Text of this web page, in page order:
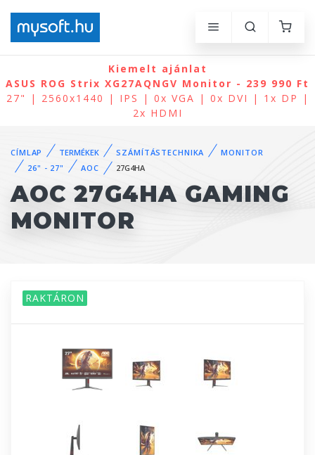
Kiemelt ajánlat
ASUS ROG Strix XG27AQNGV Monitor - 239 990 Ft
27" | 2560x1440 | IPS | 0x VGA | 0x DVI | 1x DP |
2x HDMI
CÍMLAP TERMÉKEK SZÁMÍTÁSTECHNIKA
MONITOR
26" - 27"
AOC 27G4HA
AOC 27G4HA GAMING
MONITOR
RAKTÁRON